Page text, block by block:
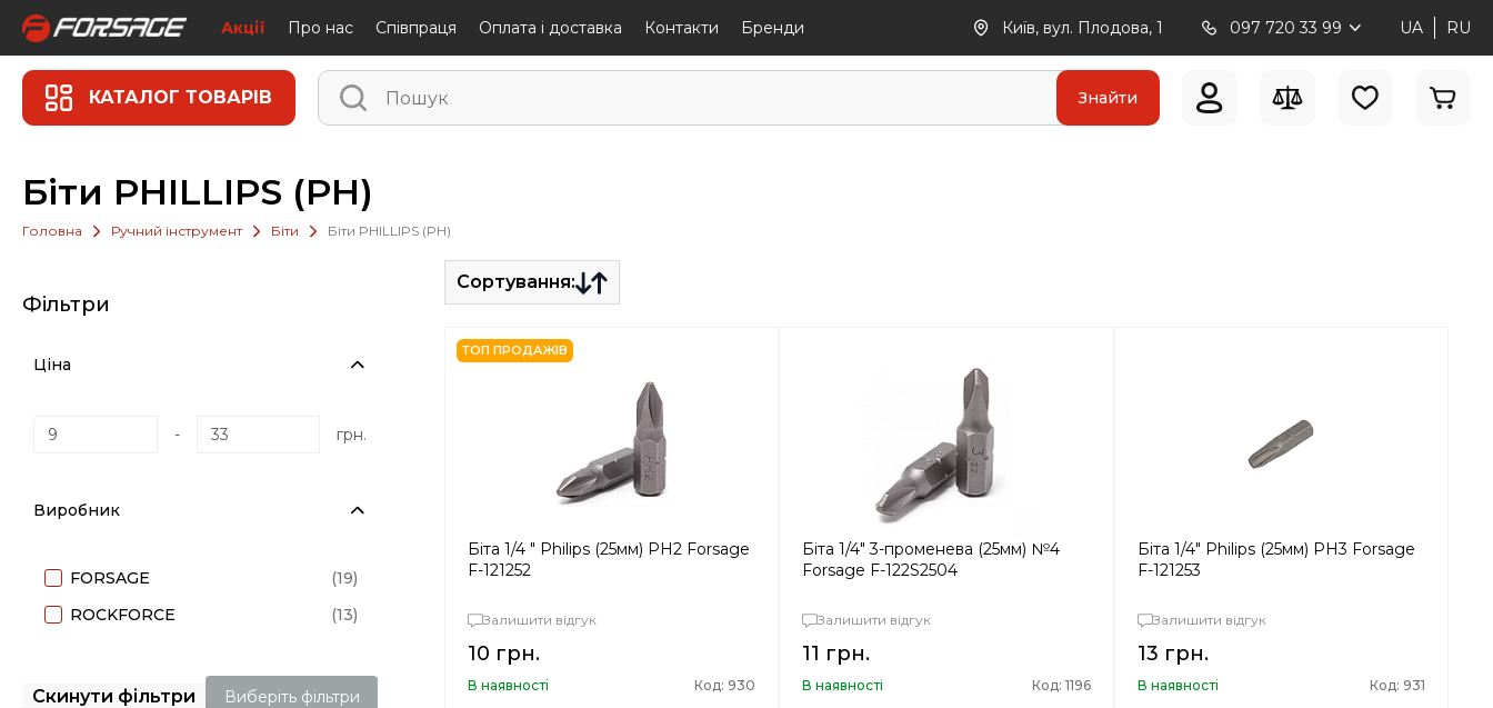
Акції Про нас Співпраця Oплaтa і дocтaвкa Контакти Бренди Київ, вул. Плодова, 1 097 720 33 99 UA RU
КАТАЛОГ ТОВАРІВ Знайти
Біти PHILLIPS (PH)
Головна Ручний інструмент Біти Біти PHILLIPS (PH)
Фільтри
Виробник
FORSAGE
(19)
ROCKFORCE
(13)
Ціна
- грн.
Скинути фільтри Виберіть фільтри
Сортування:
ТОП ПРОДАЖІВ
Біта 1/4 " Philips (25мм) PH2 Forsage
F-121252
Залишити відгук
10 грн.
В наявності Код: 930
Біта 1/4" 3-променева (25мм) №4
Forsage F-122S2504
Залишити відгук
11 грн.
В наявності Код: 1196
Біта 1/4" Philips (25мм) PH3 Forsage
F-121253
Залишити відгук
13 грн.
В наявності Код: 931